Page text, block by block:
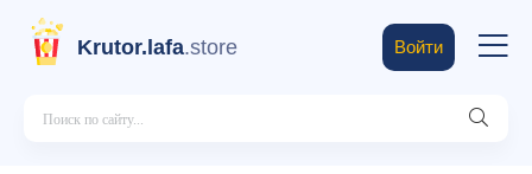
Krutor.lafa.store Войти